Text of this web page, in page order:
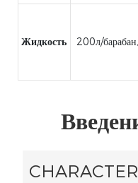
Жидкость 200л/